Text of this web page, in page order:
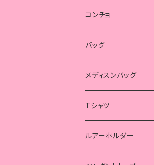
シンプル
精子
シンプル
クロス
薔薇
シンプル
蓮の華
ピンキーリング
スカル
コラボ
ハート
ハート
ペンダント
スカル
コラボ
精子
薔薇
クロス
コウモリ
トライバル
精子
コンチョ
コンチョ
海賊
スカル
インディアン
海賊
バッグ
メディスンバッグ
スカルコンチョのバッグ
ガンベルト風バッグ
メディスンバッグ
スカルコンチョのバッグ
ガンベルト風バッグ
Tシャツ
コラボ
ルアーホルダー